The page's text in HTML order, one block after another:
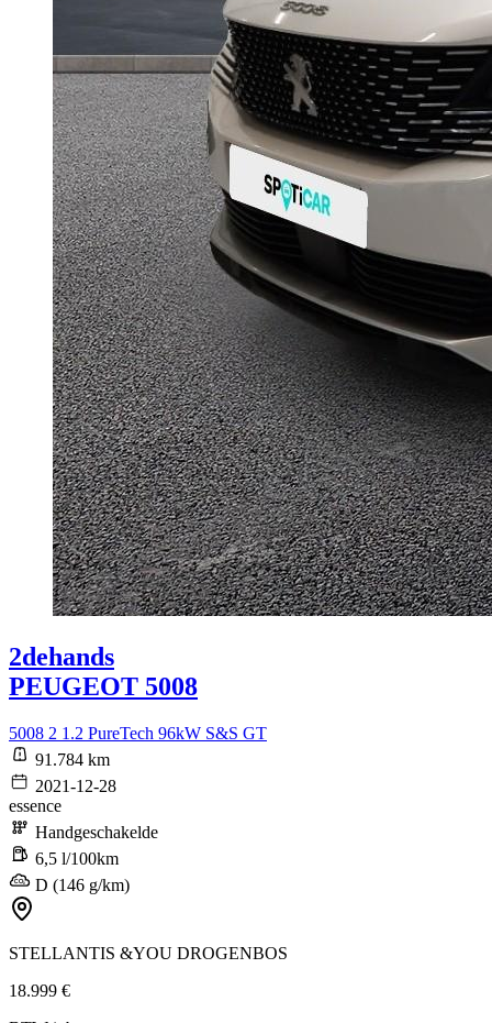
2dehands
PEUGEOT 5008
5008 2 1.2 PureTech 96kW S&S GT
91.784 km
2021-12-28
essence
Handgeschakelde
6,5 l/100km
D (146 g/km)
STELLANTIS &YOU DROGENBOS
18.999 €